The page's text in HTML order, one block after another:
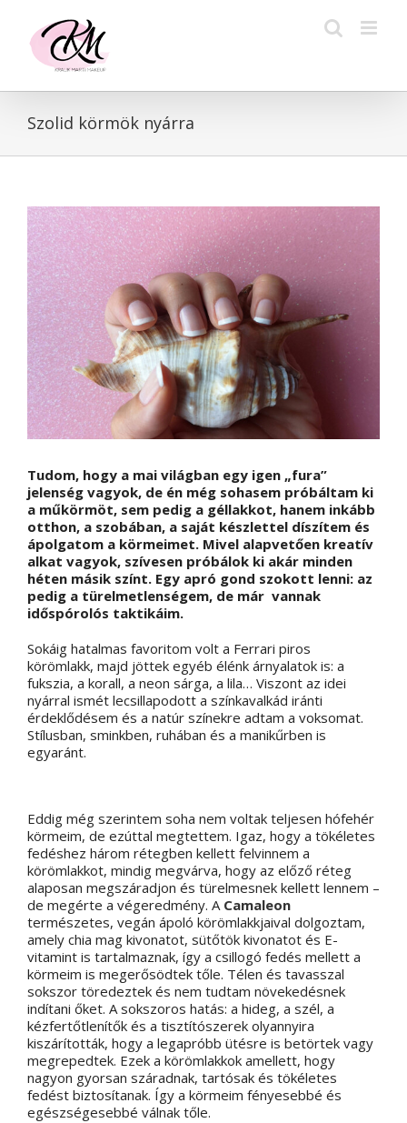
Szolid körmök nyárra
View
Larger
Image
Tudom, hogy a mai világban egy igen „fura”
jelenség vagyok, de én még sohasem próbáltam ki
a műkörmöt, sem pedig a géllakkot, hanem inkább
otthon, a szobában, a saját készlettel díszítem és
ápolgatom a körmeimet. Mivel alapvetően kreatív
alkat vagyok, szívesen próbálok ki akár minden
héten másik színt. Egy apró gond szokott lenni: az
pedig a türelmetlenségem, de már vannak
időspórolós taktikáim.
Sokáig hatalmas favoritom volt a Ferrari piros
körömlakk, majd jöttek egyéb élénk árnyalatok is: a
fukszia, a korall, a neon sárga, a lila… Viszont az idei
nyárral ismét lecsillapodott a színkavalkád iránti
érdeklődésem és a natúr színekre adtam a voksomat.
Stílusban, sminkben, ruhában és a manikűrben is
egyaránt.
Eddig még szerintem soha nem voltak teljesen hófehér
körmeim, de ezúttal megtettem. Igaz, hogy a tökéletes
fedéshez három rétegben kellett felvinnem a
körömlakkot, mindig megvárva, hogy az előző réteg
alaposan megszáradjon és türelmesnek kellett lennem –
de megérte a végeredmény. A Camaleon
természetes, vegán ápoló körömlakkjaival dolgoztam,
amely chia mag kivonatot, sütőtök kivonatot és E-
vitamint is tartalmaznak, így a csillogó fedés mellett a
körmeim is megerősödtek tőle. Télen és tavasszal
sokszor töredeztek és nem tudtam növekedésnek
indítani őket. A sokszoros hatás: a hideg, a szél, a
kézfertőtlenítők és a tisztítószerek olyannyira
kiszárították, hogy a legapróbb ütésre is betörtek vagy
megrepedtek. Ezek a körömlakkok amellett, hogy
nagyon gyorsan száradnak, tartósak és tökéletes
fedést biztosítanak. Így a körmeim fényesebbé és
egészségesebbé válnak tőle.